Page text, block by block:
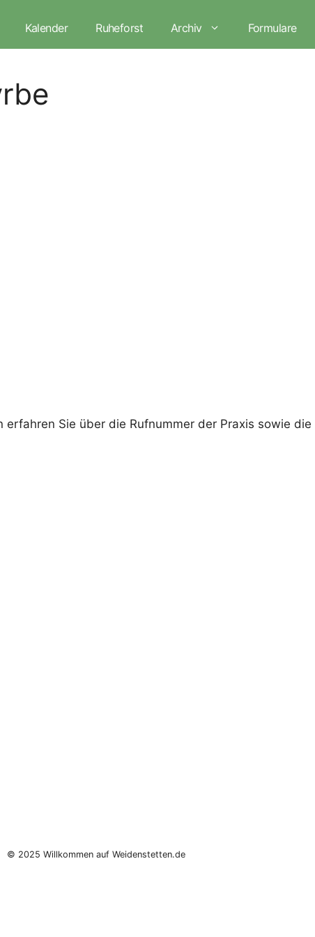
Kalender Ruheforst Archiv Formulare
Sie über die Rufnummer der Praxis sowie die
© 2025 Willkommen auf Weidenstetten.de